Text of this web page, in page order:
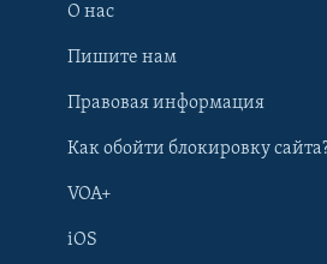
О нас
Пишите нам
Правовая информация
Как обойти блокировку
VOA+
iOS